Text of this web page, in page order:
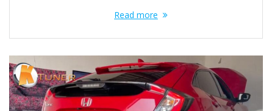
Read more